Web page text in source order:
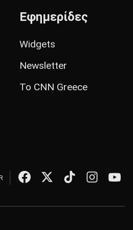
Εφημερίδες
Widgets
Newsletter
Το CNN Greece